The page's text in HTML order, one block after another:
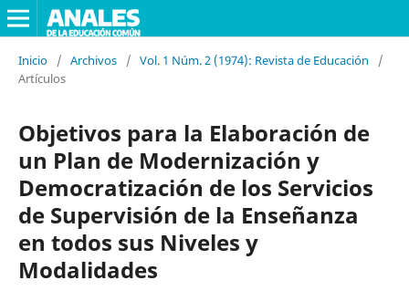
Inicio / Archivos / Vol. 1 Núm. 2 (1974): Revista de Educación
/
Artículos
Objetivos para la Elaboración de
un Plan de Modernización y
Democratización de los Servicios
de Supervisión de la Enseñanza
en todos sus Niveles y
Modalidades